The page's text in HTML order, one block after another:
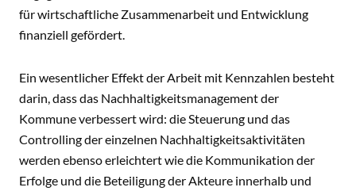
für wirtschaftliche Zusammenarbeit und Entwicklung
finanziell gefördert.
Ein wesentlicher Effekt der Arbeit mit Kennzahlen besteht
darin, dass das Nachhaltigkeitsmanagement der
Kommune verbessert wird: die Steuerung und das
Controlling der einzelnen Nachhaltigkeitsaktivitäten
werden ebenso erleichtert wie die Kommunikation der
Erfolge und die Beteiligung der Akteure innerhalb und